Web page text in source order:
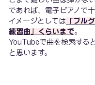
であれば、電子ピアノで十
イメージとしては 「ブル
練習曲」くらいまで。
YouTubeで曲を検索する
と思います。